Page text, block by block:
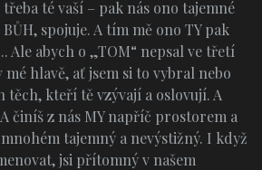
té vaší – pak nás ono tajemné
spojuje. A tím mě ono TY pak
Ale abych o „TOM“ nepsal ve třetí
mé hlavě, ať jsem si to vybral nebo
těch, kteří tě vzývají a oslovují. A
činíš z nás MY napříč prostorem a
tajemný a nevýstižný. I když
jsi přítomný v našem